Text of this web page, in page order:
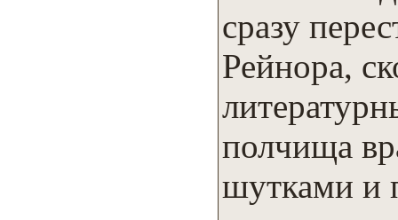
сразу
Рейнора,
полчища
шутками и